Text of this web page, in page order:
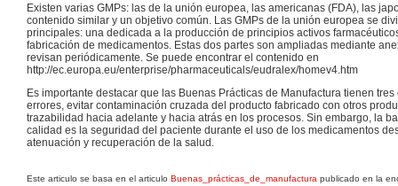
Existen varias GMPs: las de la unión europea, las americanas (FDA), las
contenido similar y un objetivo común. Las GMPs de la unión europea se
principales: una dedicada a la producción de principios activos
fabricación de medicamentos. Estas dos partes son ampliadas mediante
revisan periódicamente. Se puede encontrar el contenido en
http://ec.europa.eu/enterprise/pharmaceuticals/eudralex/homev4.htm
Es importante destacar que las Buenas Prácticas de Manufactura tienen
errores, evitar contaminación cruzada del producto fabricado con otros
trazabilidad hacia adelante y hacia atrás en los procesos. Sin embargo, la
calidad es la seguridad del paciente durante el uso de los medicamentos
atenuación y recuperación de la salud.
Este articulo se basa en el articulo Buenas_prácticas_de_manufactura publicado en la